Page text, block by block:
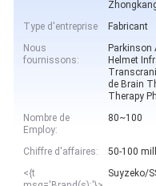
Type d'entreprise
Fabricant
Nous
fournissons:
Parkinson
Helmet
de Brain
Therapy
Nombre de
Employ:
80~100
Chiffre d'affaires:
50-100
<{t
Suyzeko/